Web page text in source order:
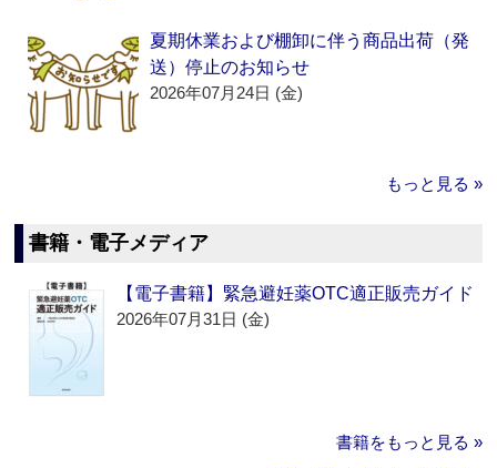
夏期休業および棚卸に伴う商品出荷（発
送）停止のお知らせ
2026年07月24日 (金)
もっと見る »
書籍・電子メディア
【電子書籍】緊急避妊薬OTC適正販売ガイド
2026年07月31日 (金)
書籍をもっと見る »